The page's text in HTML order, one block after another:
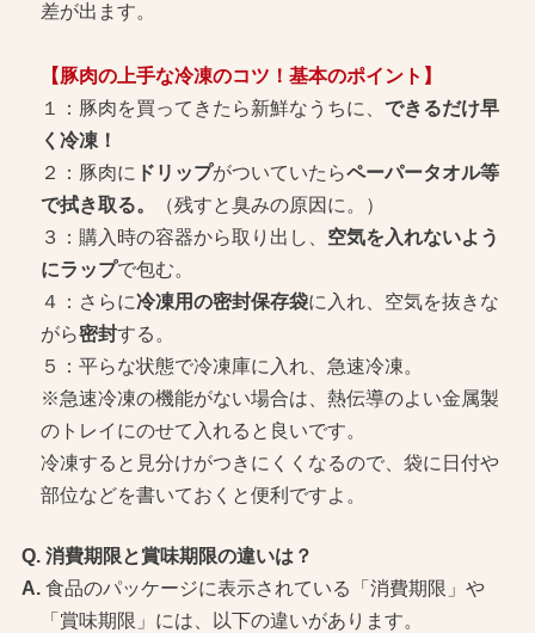
差が出ます。
【豚肉の上手な冷凍のコツ！基本のポイント】
１：豚肉を買ってきたら新鮮なうちに、 できるだけ早
く冷凍！
２：豚肉に ドリップがついていたらペーパータオル等
で拭き取る。
（残すと臭みの原因に。）
３：購入時の容器から取り出し、 空気を入れないよう
にラップで包む。
４：さらに冷凍用の密封保存袋に入れ、空気を抜きな
がら密封する。
５：平らな状態で冷凍庫に入れ、急速冷凍。
※急速冷凍の機能がない場合は、熱伝導のよい金属製
のトレイにのせて入れると良いです。
冷凍すると見分けがつきにくくなるので、袋に日付や
部位などを書いておくと便利ですよ。
消費期限と賞味期限の違いは？
食品のパッケージに表示されている「消費期限」や
「賞味期限」には、以下の違いがあります。